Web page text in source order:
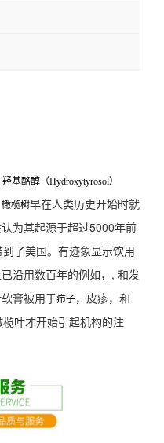
基酪醇（Hydroxytyrosol）
橄榄树早在人类历史开始时就
为其起源于超过5000年前
了美国。有迹象显示饮用
沿用数百年的例如， , 和发
膏被用于疖子，皮疹， 和
叶才开始引起机构的注